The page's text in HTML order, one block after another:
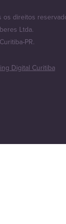
os direitos
Ltda.
PR.
Digital Curitiba